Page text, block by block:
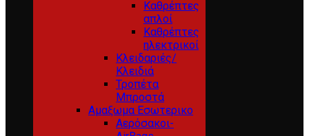
Καθρέπτες
απλοί
Καθρέπτες
ηλεκτρικοί
Κλειδαριές/
Κλειδιά
Τροπέτα
Μπροστά
Αμαξωμα Εσωτερικο
Αερόσακοι-